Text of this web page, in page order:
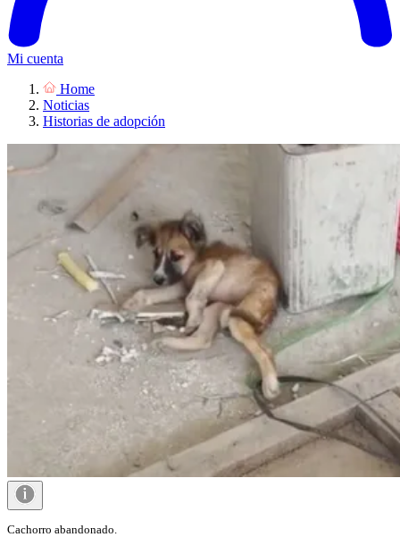
Mi cuenta
Home
Noticias
Historias de adopción
Cachorro abandonado.